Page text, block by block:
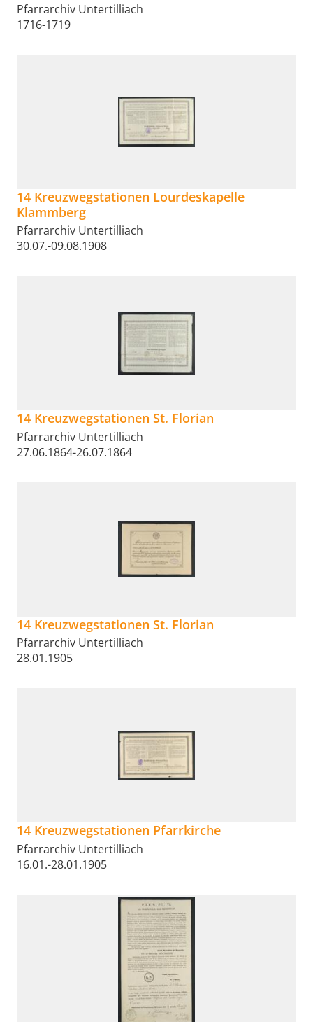
Pfarrarchiv Untertilliach
1716-1719
14 Kreuzwegstationen Lourdeskapelle
Klammberg
Pfarrarchiv Untertilliach
30.07.-09.08.1908
14 Kreuzwegstationen St. Florian
Pfarrarchiv Untertilliach
27.06.1864-26.07.1864
14 Kreuzwegstationen St. Florian
Pfarrarchiv Untertilliach
28.01.1905
14 Kreuzwegstationen Pfarrkirche
Pfarrarchiv Untertilliach
16.01.-28.01.1905